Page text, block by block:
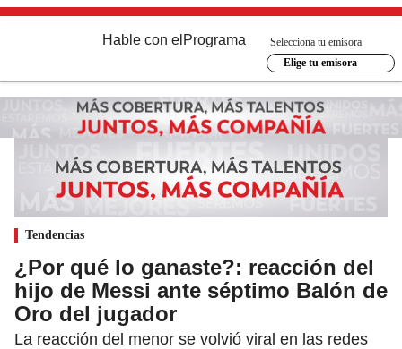
Hable con el Programa
Selecciona tu emisora
Elige tu emisora
Tendencias
¿Por qué lo ganaste?: reacción del
hijo de Messi ante séptimo Balón de
Oro del jugador
La reacción del menor se volvió viral en las redes